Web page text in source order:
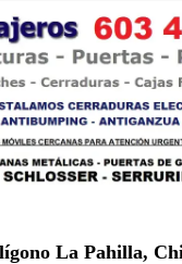
La Pahilla,